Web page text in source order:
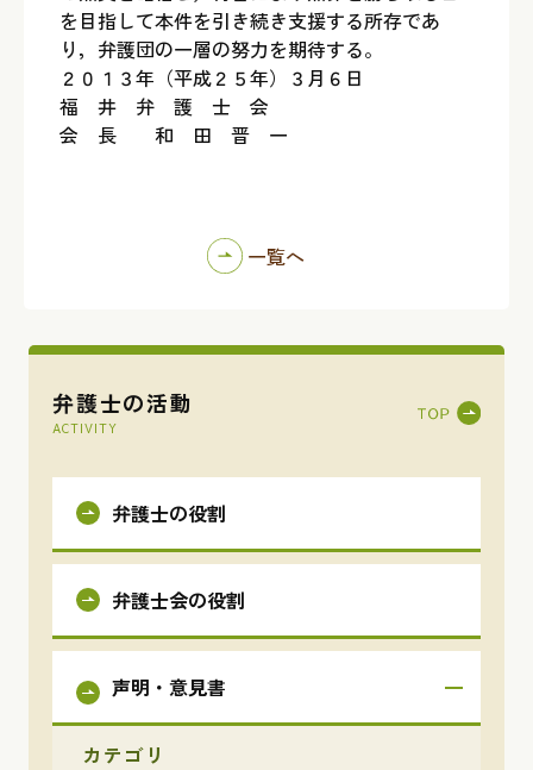
弁護士の活動
ACTIVITY
弁護士の役割
弁護士会の役割
声明・意見書
カテゴリ
を目指して本件を引き続き支援する所存であ
り，弁護団の一層の努力を期待する。
２０１３年（平成２５年）３月６日
福 井 弁 護 士 会
会 長 和 田 晋 一
一覧へ